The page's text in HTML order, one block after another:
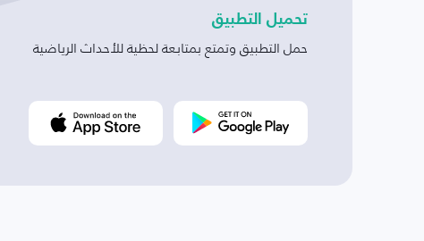
تحميل التطبيق
حمل التطبيق وتمتع بمتابعة لحظية للأحداث الرياضية